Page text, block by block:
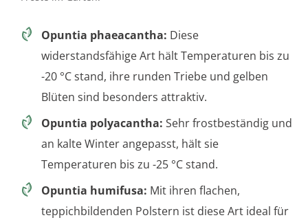
Opuntia phaeacantha: Diese
widerstandsfähige Art hält Temperaturen bis zu
-20 °C stand, ihre runden Triebe und gelben
Blüten sind besonders attraktiv.
Opuntia polyacantha: Sehr frostbeständig und
an kalte Winter angepasst, hält sie
Temperaturen bis zu -25 °C stand.
Opuntia humifusa: Mit ihren flachen,
teppichbildenden Polstern ist diese Art ideal für